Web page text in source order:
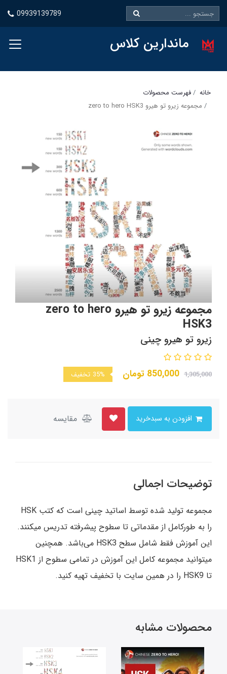
09939139789
ماندارین کلاس
خانه
فهرست محصولات
مجموعه زیرو تو هیرو zero to hero HSK3
مجموعه زیرو تو هیرو zero to hero
HSK3
زیرو تو هیرو چینی
1,305,000
850,000 تومان 35% تخفیف
مقایسه
توضیحات اجمالی
مجموعه تولید شده توسط اساتید چینی است که کتب HSK
را به طورکامل از مقدماتی تا سطوح پیشرفته تدریس میکنند.
این آموزش فقط شامل سطح HSK3 می‌باشد. همچنین
میتوانید مجموعه کامل این آموزش در تمامی سطوح از HSK1
تا HSK9 را در همین سایت با تخفیف تهیه کنید.
محصولات مشابه